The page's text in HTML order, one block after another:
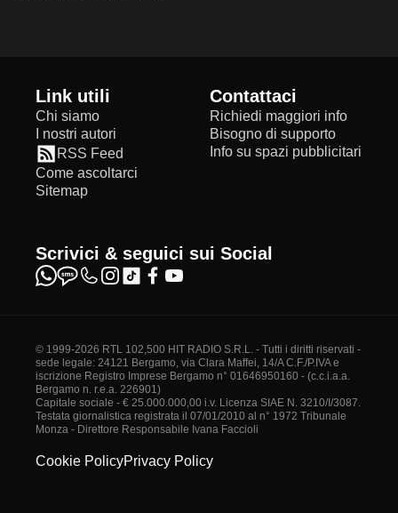
Link utili
Chi siamo
I nostri autori
RSS Feed
Come ascoltarci
Sitemap
Contattaci
Richiedi maggiori info
Bisogno di supporto
Info su spazi pubblicitari
Scrivici & seguici sui Social
© 1999-2026 RTL 102,500 HIT RADIO S.R.L. - Tutti i diritti riservati -
sede legale: 24121 Bergamo, via Clara Maffei, 14/A C.F./P.IVA e
iscrizione Registro Imprese Bergamo n° 01646950160 - (c.c.i.a.a.
Bergamo n. r.e.a. 226901)
Capitale sociale - € 25.000.000,00 i.v. Licenza SIAE N. 3210/I/3087.
Testata giornalistica registrata il 07/01/2010 al n° 1972 Tribunale
Monza - Direttore Responsabile Ivana Faccioli
Cookie PolicyPrivacy Policy